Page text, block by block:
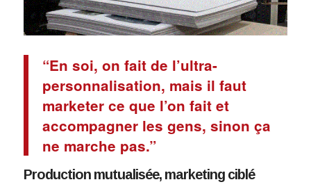
“En soi, on fait de l’ultra-
personnalisation, mais il faut
marketer ce que l’on fait et
accompagner les gens, sinon ça
ne marche pas.”
Production mutualisée, marketing ciblé